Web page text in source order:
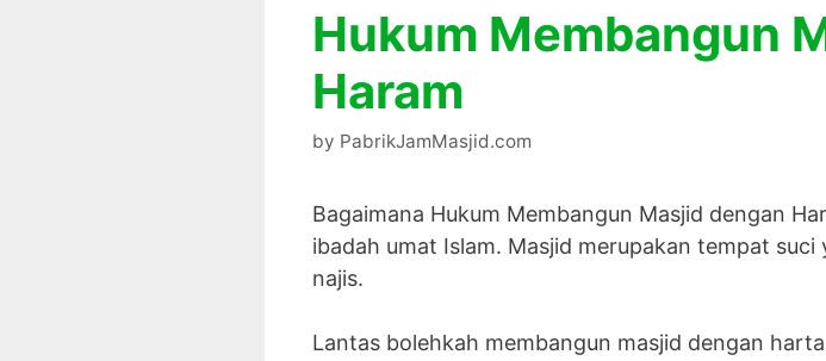
Hukum Membangun
Haram
by PabrikJamMasjid.com
Bagaimana Hukum Membangun Masjid dengan
ibadah umat Islam. Masjid merupakan tempat
najis.
Lantas bolehkah membangun masjid dengan